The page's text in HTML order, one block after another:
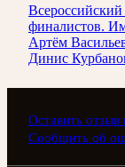
финалистов.
Артём
Динис
Оставить отзыв
Сообщить об